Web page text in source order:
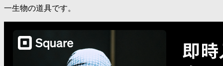
一生物の道具です。